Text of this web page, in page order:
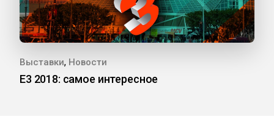
Выставки, Новости
E3 2018: самое интересное